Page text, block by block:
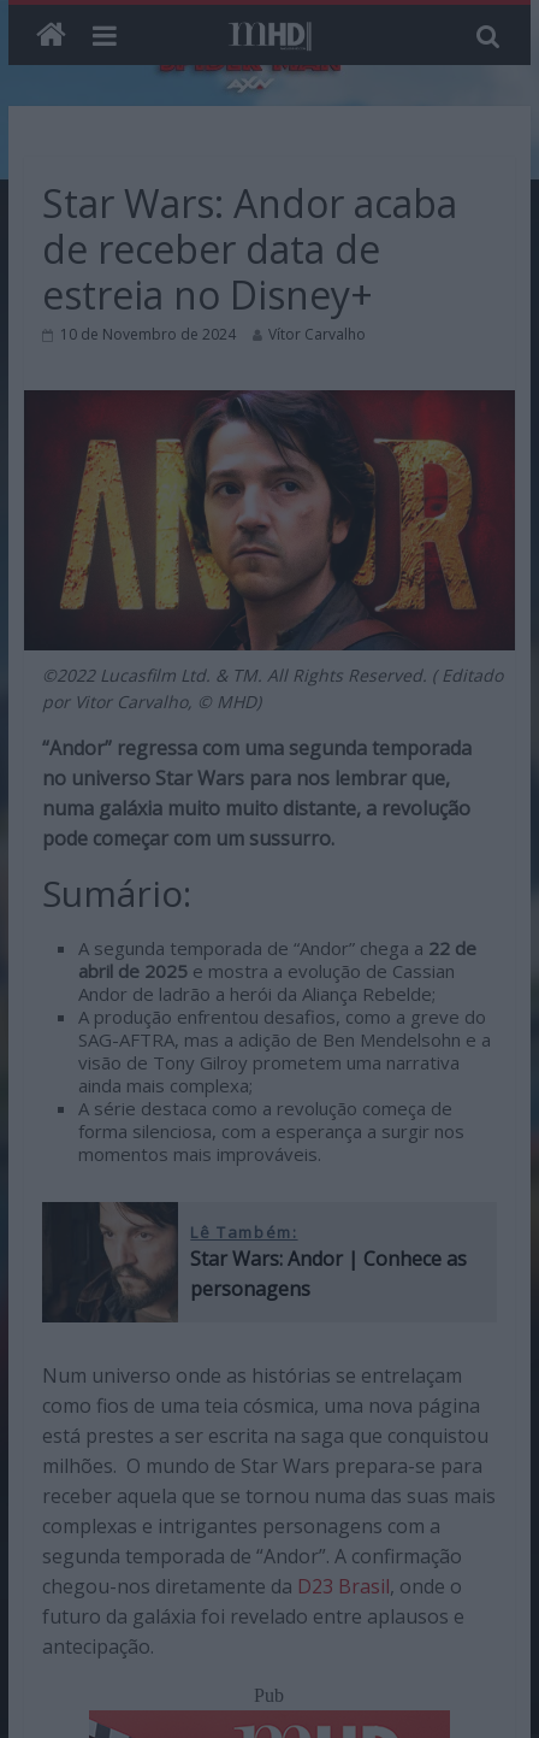
contentStar Wars: Andor acaba
de receber data de
estreia no Disney+
10 de Novembro de 2024 Vítor Carvalho
©2022 Lucasfilm Ltd. & TM. All Rights Reserved. ( Editado
por Vitor Carvalho, © MHD)
“Andor” regressa com uma segunda temporada
no universo Star Wars para nos lembrar que,
numa galáxia muito muito distante, a revolução
pode começar com um sussurro.
Sumário:
A segunda temporada de “Andor” chega a 22 de
abril de 2025 e mostra a evolução de Cassian
Andor de ladrão a herói da Aliança Rebelde;
A produção enfrentou desafios, como a greve do
SAG-AFTRA, mas a adição de Ben Mendelsohn e a
visão de Tony Gilroy prometem uma narrativa
ainda mais complexa;
A série destaca como a revolução começa de
forma silenciosa, com a esperança a surgir nos
momentos mais improváveis.
Lê Também:
Star Wars: Andor | Conhece as
personagens
Num universo onde as histórias se entrelaçam
como fios de uma teia cósmica, uma nova página
está prestes a ser escrita na saga que conquistou
milhões. O mundo de Star Wars prepara-se para
receber aquela que se tornou numa das suas mais
complexas e intrigantes personagens com a
segunda temporada de “Andor”. A confirmação
chegou-nos diretamente da D23 Brasil, onde o
futuro da galáxia foi revelado entre aplausos e
antecipação.
Pub